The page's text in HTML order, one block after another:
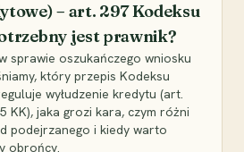
– art. 297 Kodeksu
jest prawnik?
sprawie oszukańczego wniosku
który przepis Kodeksu
wyłudzenie kredytu (art.
KK), jaka grozi kara, czym różni
podejrzanego i kiedy warto
obrońcy.